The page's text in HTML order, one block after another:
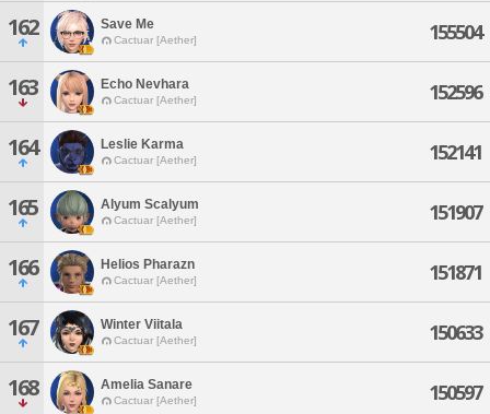
162 Save Me
Cactuar [Aether] 155504
163 Echo Nevhara
Cactuar [Aether] 152596
164 Leslie Karma
Cactuar [Aether] 152141
165 Alyum Scalyum
Cactuar [Aether] 151907
166 Helios Pharazn
Cactuar [Aether] 151871
167 Winter Viitala
Cactuar [Aether] 150633
168 Amelia Sanare
Cactuar [Aether] 150597